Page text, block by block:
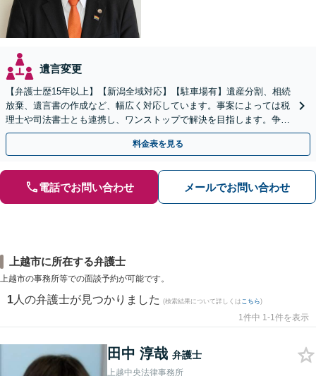
遺言変更
【弁護士歴15年以上】【新潟全域対応】【駐車場有】遺産分割、相続
放棄、遺言書の作成など、幅広く対応しています。事案によっては税
理士や司法書士とも連携し、ワンストップで解決を目指します。争い
を防ぐためにもぜひご相談ください。【分割払い可】
料金表を見る
電話でお問い合わせ メールでお問い合わせ
上越市に所在する弁護士
上越市の事務所等での面談予約が可能です。
1 人の弁護士が見つかりました (検索結果について詳しくは こちら)
1件中 1-1件を表示
田中 淳哉 弁護士
上越中央法律事務所